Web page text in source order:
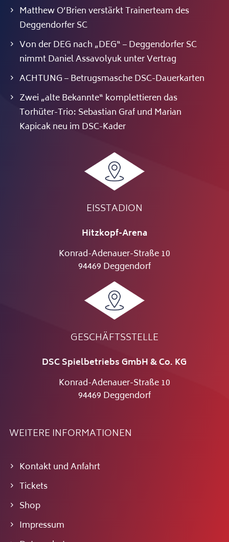
Matthew O’Brien verstärkt Trainerteam des
Deggendorfer SC
Von der DEG nach „DEG“ – Deggendorfer SC
nimmt Daniel Assavolyuk unter Vertrag
ACHTUNG – Betrugsmasche DSC-Dauerkarten
Zwei „alte Bekannte“ komplettieren das
Torhüter-Trio: Sebastian Graf und Marian
Kapicak neu im DSC-Kader
EISSTADION
Hitzkopf-Arena
Konrad-Adenauer-Straße 10
94469 Deggendorf
GESCHÄFTSSTELLE
DSC Spielbetriebs GmbH & Co. KG
Konrad-Adenauer-Straße 10
94469 Deggendorf
WEITERE INFORMATIONEN
Kontakt und Anfahrt
Tickets
Shop
Impressum